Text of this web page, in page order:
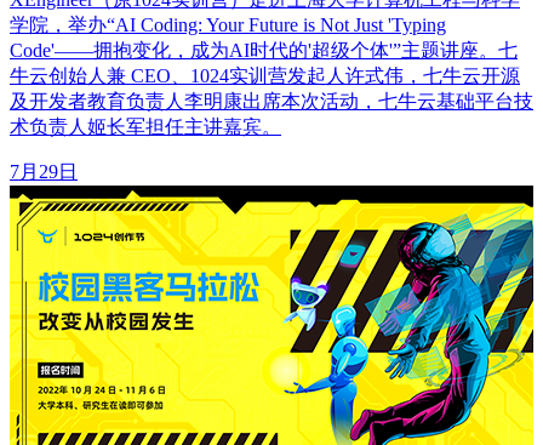
学院，举办“AI Coding: Your Future is Not Just 'Typing
Code'——拥抱变化，成为AI时代的'超级个体'”主题讲座。七
牛云创始人兼 CEO、1024实训营发起人许式伟，七牛云开源
及开发者教育负责人李明康出席本次活动，七牛云基础平台技
术负责人姬长军担任主讲嘉宾。
7月29日